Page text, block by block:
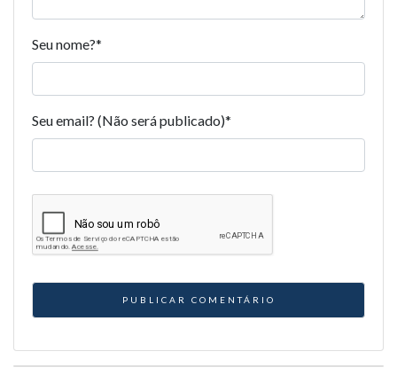
Seu nome?*
Seu email? (Não será publicado)*